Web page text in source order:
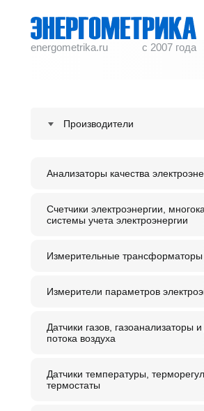
energometrika.ru с 2007 года
Производители
S plus S Regeltechnik GmbH
Анализаторы качества
Счетчики электроэнергии,
системы учета электроэнергии
Измерительные
Измерители параметров
Датчики газов, газоанализаторы и
потока воздуха
Датчики температуры,
термостаты